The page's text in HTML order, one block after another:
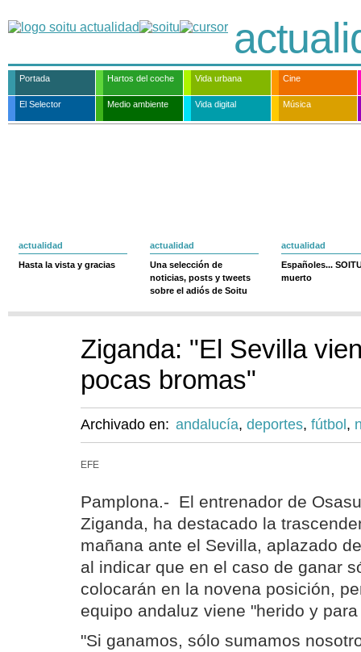
Portada Hartos del coche Vida urbana Cine
El Selector Medio ambiente Vida digital Música
actualidad
Hasta la vista y gracias
actualidad
Una selección de
noticias, posts y tweets
sobre el adiós de Soitu
actualidad
Españoles...
muerto
Ziganda: "El Sevilla
pocas bromas"
Archivado en: andalucía, deportes, fútbol ,
EFE
Pamplona.- El entrenador de
Ziganda, ha destacado la
mañana ante el Sevilla, aplazado
al indicar que en el caso de ganar
colocarán en la novena posición,
equipo andaluz viene "herido y
"Si ganamos, sólo sumamos